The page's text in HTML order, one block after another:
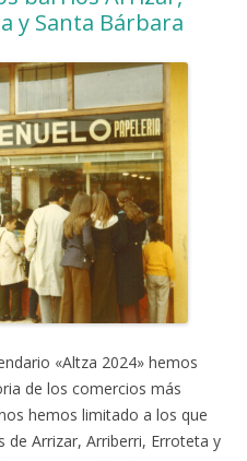
y Santa Bárbara
«Altza 2024» hemos
de los comercios más
hemos limitado a los que
Arrizar, Arriberri, Erroteta y